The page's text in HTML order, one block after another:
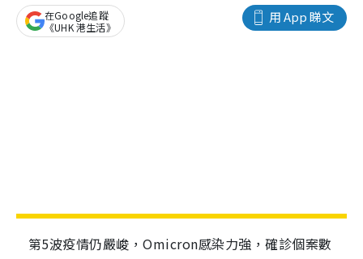
用 App 睇文
在Google追蹤
《UHK 港生活》
第5波疫情仍嚴峻，Omicron感染力強，確診個案數